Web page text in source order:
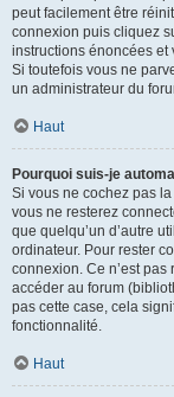
peut facilement être
connexion puis cliquez
instructions énoncées et
Si toutefois vous ne
un administrateur du
Haut
Pourquoi suis-je
Si vous ne cochez pas la
vous ne resterez
que quelqu’un d’autre
ordinateur. Pour rester
connexion. Ce n’est
accéder au forum
pas cette case, cela
fonctionnalité.
Haut